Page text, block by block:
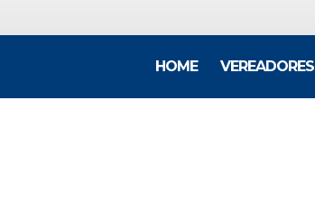
HOME VEREADORES